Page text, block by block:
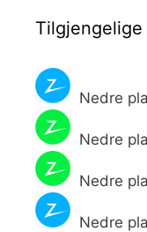
Tilgjengelige
Nedre
Nedre
Nedre
Nedre